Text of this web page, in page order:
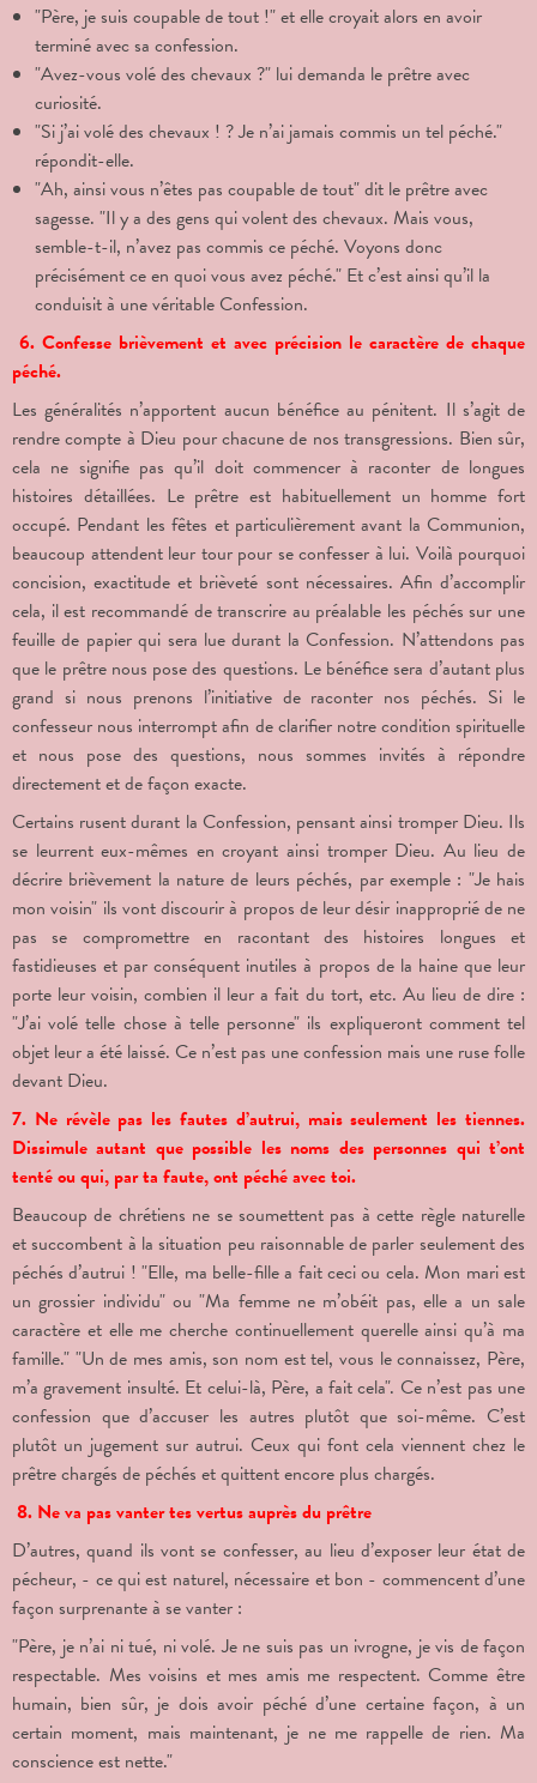
"Père, je suis coupable de tout !" et elle croyait alors en avoir
terminé avec sa confession.
"Avez-vous volé des chevaux ?" lui demanda le prêtre avec
curiosité.
"Si j’ai volé des chevaux ! ? Je n’ai jamais commis un tel péché."
répondit-elle.
"Ah, ainsi vous n’êtes pas coupable de tout" dit le prêtre avec
sagesse. "Il y a des gens qui volent des chevaux. Mais vous,
semble-t-il, n’avez pas commis ce péché. Voyons donc
précisément ce en quoi vous avez péché." Et c’est ainsi qu’il la
conduisit à une véritable Confession.
6. Confesse brièvement et avec précision le caractère de chaque
péché.
Les généralités n’apportent aucun bénéfice au pénitent. Il s’agit de
rendre compte à Dieu pour chacune de nos transgressions. Bien sûr,
cela ne signifie pas qu’il doit commencer à raconter de longues
histoires détaillées. Le prêtre est habituellement un homme fort
occupé. Pendant les fêtes et particulièrement avant la Communion,
beaucoup attendent leur tour pour se confesser à lui. Voilà pourquoi
concision, exactitude et brièveté sont nécessaires. Afin d’accomplir
cela, il est recommandé de transcrire au préalable les péchés sur une
feuille de papier qui sera lue durant la Confession. N’attendons pas
que le prêtre nous pose des questions. Le bénéfice sera d’autant plus
grand si nous prenons l’initiative de raconter nos péchés. Si le
confesseur nous interrompt afin de clarifier notre condition spirituelle
et nous pose des questions, nous sommes invités à répondre
directement et de façon exacte.
Certains rusent durant la Confession, pensant ainsi tromper Dieu. Ils
se leurrent eux-mêmes en croyant ainsi tromper Dieu. Au lieu de
décrire brièvement la nature de leurs péchés, par exemple : "Je hais
mon voisin" ils vont discourir à propos de leur désir inapproprié de ne
pas se compromettre en racontant des histoires longues et
fastidieuses et par conséquent inutiles à propos de la haine que leur
porte leur voisin, combien il leur a fait du tort, etc. Au lieu de dire :
"J’ai volé telle chose à telle personne" ils expliqueront comment tel
objet leur a été laissé. Ce n’est pas une confession mais une ruse folle
devant Dieu.
7. Ne révèle pas les fautes d’autrui, mais seulement les tiennes.
Dissimule autant que possible les noms des personnes qui t’ont
tenté ou qui, par ta faute, ont péché avec toi.
Beaucoup de chrétiens ne se soumettent pas à cette règle naturelle
et succombent à la situation peu raisonnable de parler seulement des
péchés d’autrui ! "Elle, ma belle-fille a fait ceci ou cela. Mon mari est
un grossier individu" ou "Ma femme ne m’obéit pas, elle a un sale
caractère et elle me cherche continuellement querelle ainsi qu’à ma
famille." "Un de mes amis, son nom est tel, vous le connaissez, Père,
m’a gravement insulté. Et celui-là, Père, a fait cela". Ce n’est pas une
confession que d’accuser les autres plutôt que soi-même. C’est
plutôt un jugement sur autrui. Ceux qui font cela viennent chez le
prêtre chargés de péchés et quittent encore plus chargés.
8. Ne va pas vanter tes vertus auprès du prêtre
D’autres, quand ils vont se confesser, au lieu d’exposer leur état de
pécheur, - ce qui est naturel, nécessaire et bon - commencent d’une
façon surprenante à se vanter :
"Père, je n’ai ni tué, ni volé. Je ne suis pas un ivrogne, je vis de façon
respectable. Mes voisins et mes amis me respectent. Comme être
humain, bien sûr, je dois avoir péché d’une certaine façon, à un
certain moment, mais maintenant, je ne me rappelle de rien. Ma
conscience est nette."